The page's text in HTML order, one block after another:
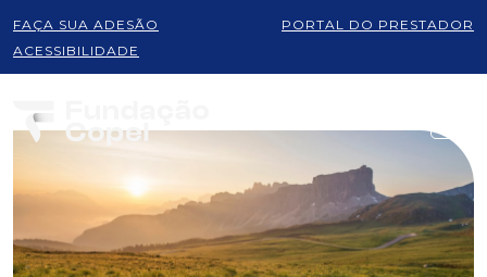
FAÇA SUA ADESÃO
PORTAL DO PRESTADOR
ACESSIBILIDADE